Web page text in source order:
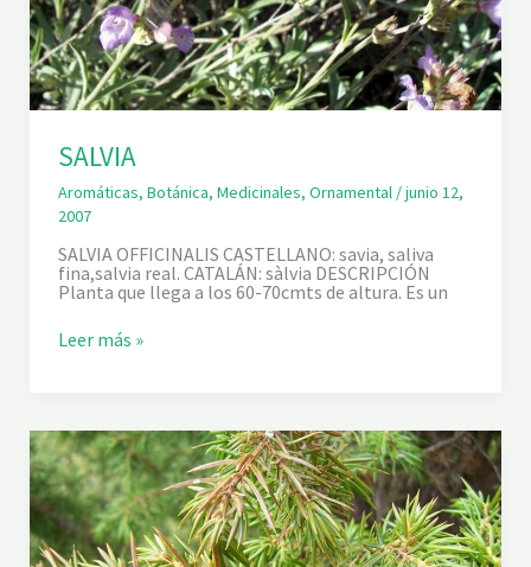
SALVIA
Aromáticas, Botánica, Medicinales, Ornamental/junio 12,
2007
SALVIA OFFICINALIS CASTELLANO: savia, saliva
fina,salvia real. CATALÁN: sàlvia DESCRIPCIÓN
Planta que llega a los 60-70cmts de altura. Es un
S
A
Leer más »